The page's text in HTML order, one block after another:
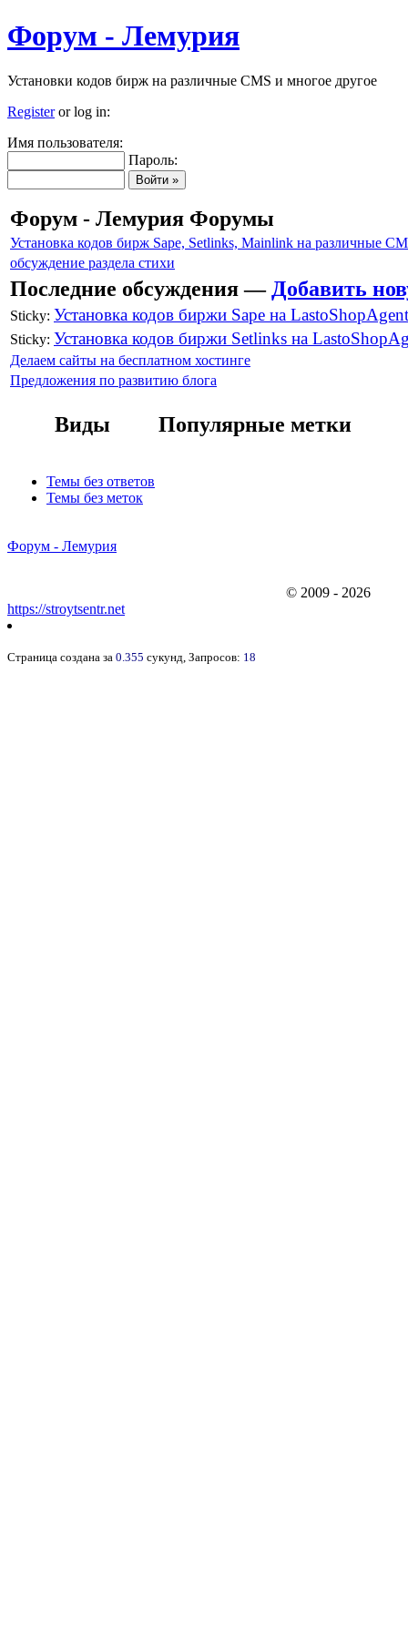
Форум - Лемурия
Установки кодов бирж на различные CMS и многое другое
Registeror log in:
Имя пользователя:
Пароль:
Форум - Лемурия Форумы
Установка кодов бирж Sape, Setlinks, Mainlink на различные
обсуждение раздела стихи
Последние обсуждения — Добавить
Sticky: Установка кодов биржи Sape на LastoShopAgent
Sticky: Установка кодов биржи Setlinks на
Делаем сайты на бесплатном хостинге
Предложения по развитию блога
Виды Популярные метки
Темы без ответов
Темы без меток
Форум - Лемурия
© 2009 - 2026
https://stroytsentr.net
Страница создана за 0.355 сукунд, Запросов: 18